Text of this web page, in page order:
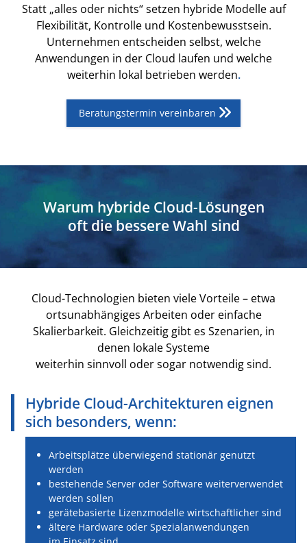
Statt „alles oder nichts“ setzen hybride Modelle auf
Flexibilität, Kontrolle und Kostenbewusstsein.
Unternehmen entscheiden selbst, welche
Anwendungen in der Cloud laufen und welche
weiterhin lokal betrieben werden.
Beratungstermin vereinbaren
Warum hybride Cloud-Lösungen
oft die bessere Wahl sind
Cloud-Technologien bieten viele Vorteile – etwa
ortsunabhängiges Arbeiten oder einfache
Skalierbarkeit. Gleichzeitig gibt es Szenarien, in
denen lokale Systeme
weiterhin sinnvoll oder sogar notwendig sind.
Hybride Cloud-Architekturen eignen
sich besonders, wenn:
Arbeitsplätze überwiegend stationär genutzt
werden
bestehende Server oder Software weiterverwendet
werden sollen
gerätebasierte Lizenzmodelle wirtschaftlicher sind
ältere Hardware oder Spezialanwendungen